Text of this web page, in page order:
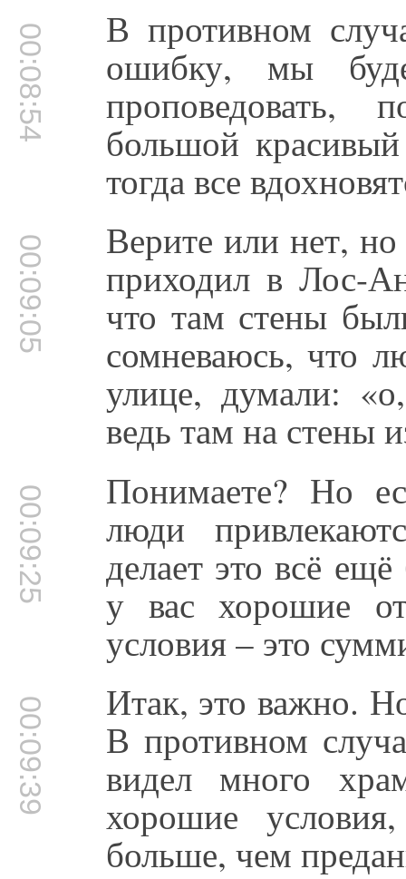
00:08:54 В противном
ошибку, мы
большой
тогда все
00:09:05 Верите или нет,
приходил в Лос-
что там стены
сомневаюсь, что
улице, думали:
ведь там на стены
00:09:25 Понимаете? Но
люди
делает это всё
у вас хорошие
условия – это
00:09:39 Итак, это важно.
В противном
видел много
хорошие
больше, чем